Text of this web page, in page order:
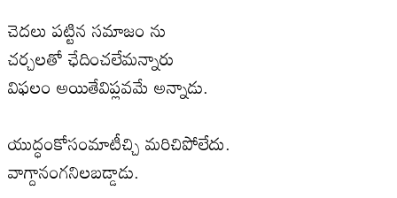
చెదలు పట్టిన సమాజం ను
చర్చలతో ఛేదించలేమన్నారు
విఫలం అయితేవిప్లవమే అన్నాడు.
యుద్ధంకోసంమాటీచ్చి మరిచిపోలేదు.
వాగ్దానంగనిలబడ్డాడు.